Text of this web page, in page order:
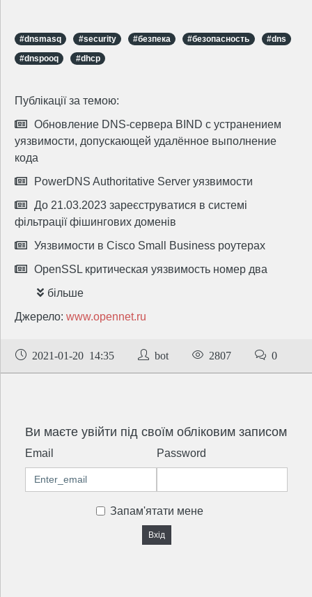
#dnsmasq #security #безпека #безопасность
#dns
#dnspooq
#dhcp
Публікації за темою:
Обновление DNS-сервера BIND c устранением
уязвимости, допускающей удалённое выполнение
кода
PowerDNS Authoritative Server уязвимости
До 21.03.2023 зареєструватися в системі
фільтрації фішингових доменів
Уязвимости в Cisco Small Business роутерах
OpenSSL критическая уязвимость номер два
більше
Джерело: www.opennet.ru
2021-01-20 14:35 bot 2807 0
Ви маєте увійти під своїм обліковим записом
Email Password
Запам'ятати мене
Вхід